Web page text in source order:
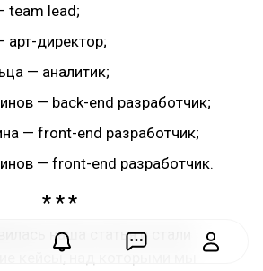
team lead;
арт-директор;
— аналитик;
— back-end разработчик;
— front-end разработчик;
— front-end разработчик.
наша статья и стали
кейсы, над которыми мы